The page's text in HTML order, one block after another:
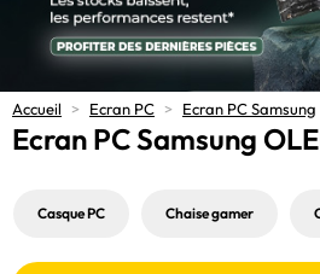
Accueil > Ecran PC > Ecran PC Samsung
Ecran PC Samsung
Casque PC Chaise gamer